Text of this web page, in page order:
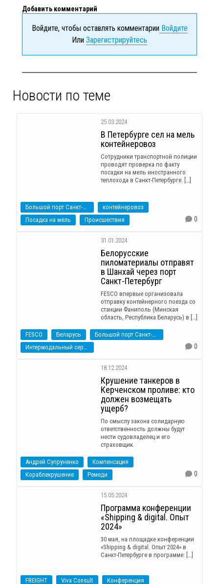
Добавить комментарий
Войдите, чтобы оставлять комментарииВойдите
Или Зарегистрируйтесь
Новости по теме
25.03.2024
В Петербурге сел на мель
контейнеровоз
Сотрудники транспортной полиции
проводят проверка по факту
посадки на мель иностранного
теплохода в Санкт-Петербурге. […]
Большой порт Санкт-Петербург
контейнеровоз
Посадка на мель
Происшествия 0
31.01.2024
Белорусские
пиломатериалы отправят
в Шанхай через порт
Санкт-Петербург
FESCO впервые организовала
отправку контейнерного поезда со
станции Фаниполь (Минская
область, Республика Беларусь) в […]
FESCO Беларусь
Большой порт Санкт-Петербург
Интермодальный сервис
0
18.12.2024
Крушение танкеров в
Керченском проливе: кто
должен возмещать
ущерб?
По смыслу закона солидарную
ответственность должны будут
нести судовладелец и его
страховщик.
Андрей Супруненко
Компенсация
Кораблекрушение
Ремеди 0
15.05.2024
Программа конференции
«Shipping & digital. Опыт
2024»
30 мая, на площадке конференции
«Shipping & digital. Опыт 2024» в
Санкт-Петербурге в программе: […]
FREIGHT Viva Consult Конференция